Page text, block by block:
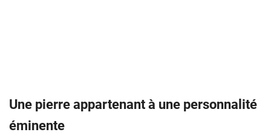
Une pierre appartenant à une personnalité
éminente